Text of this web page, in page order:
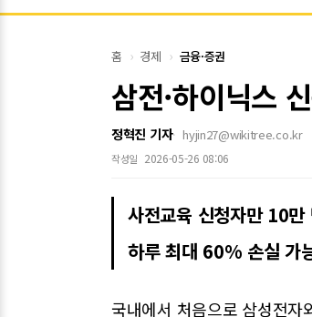
홈 경제 금융·증권
삼전·하이닉스
정혁진 기자 hyjin27@wikitree.co.kr
작성일 2026-05-26 08:06
사전교육 신청자만 10
하루 최대 60% 손실 가
국내에서 처음으로 삼성전자